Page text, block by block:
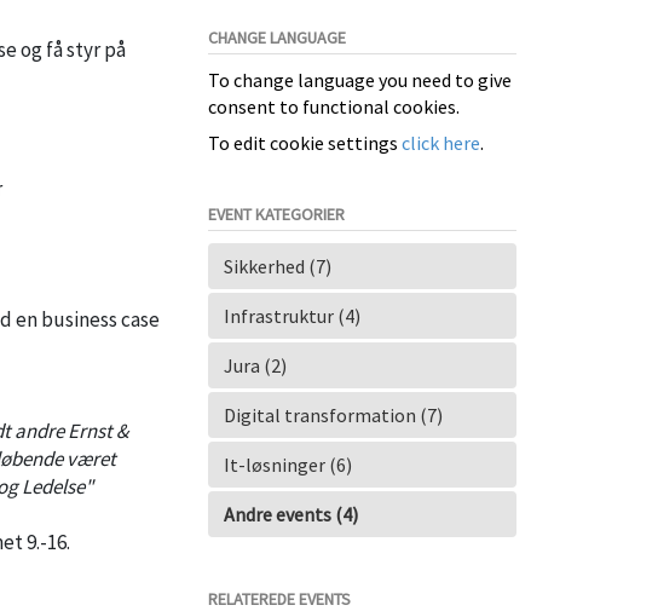
og få styr på
en business case
andre Ernst &
været
Ledelse"
9.-16.
CHANGE LANGUAGE
To change language you need to give
consent to functional cookies.
To edit cookie settings click here.
EVENT KATEGORIER
Sikkerhed (7)
Infrastruktur (4)
Jura (2)
Digital transformation (7)
It-løsninger (6)
Andre events (4)
RELATEREDE EVENTS